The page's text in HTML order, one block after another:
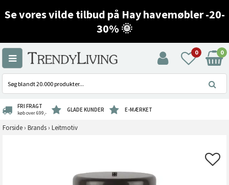
Se vores vilde tilbud på Hay havemøbler -20-
30% 🌞
0 0
FRI FRAGT
køb over 699,- GLADE KUNDER E-MÆRKET
Forside › Brands › Leitmotiv